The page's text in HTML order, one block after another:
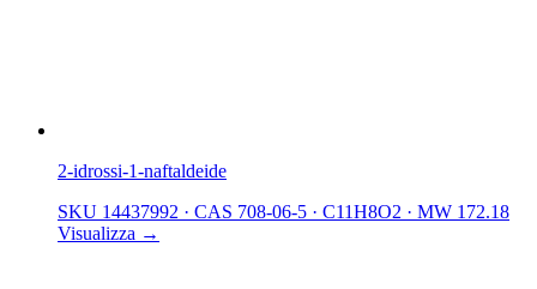
2-idrossi-1-naftaldeide
SKU 14437992 · CAS 708-06-5 · C11H8O2 · MW 172.18
Visualizza →